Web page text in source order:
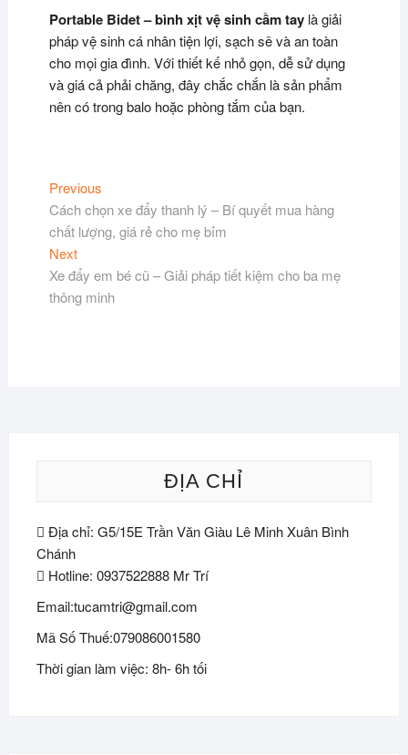
Portable Bidet – bình xịt vệ sinh cầm taylà giải
pháp vệ sinh cá nhân tiện lợi, sạch sẽ và an toàn
cho mọi gia đình. Với thiết kế nhỏ gọn, dễ sử dụng
và giá cả phải chăng, đây chắc chắn là sản phẩm
nên có trong balo hoặc phòng tắm của bạn.
Điều
hướng
bài
viết
PreviousPrevious
post:
Cách chọn xe đẩy thanh lý – Bí quyết mua hàng
chất lượng, giá rẻ cho mẹ bỉm
NextNext
post:
Xe đẩy em bé cũ – Giải pháp tiết kiệm cho ba mẹ
thông minh
ĐỊA CHỈ
Địa chỉ: G5/15E Trần Văn Giàu Lê Minh Xuân Bình
Chánh
Hotline: 0937522888 Mr Trí
Email:tucamtri@gmail.com
Mã Số Thuế:079086001580
Thời gian làm việc: 8h- 6h tối